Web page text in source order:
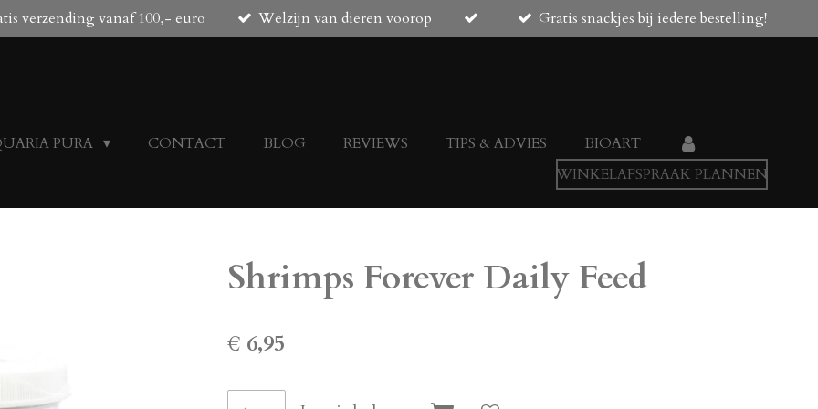
verzending vanaf 100,- euro Welzijn van dieren voorop Gratis snackjes bij iedere bestelling!
PURA CONTACT BLOG REVIEWS TIPS & ADVIES
BIOART
WINKELAFSPRAAK PLANNEN
Shrimps Forever Daily Feed
€ 6,95